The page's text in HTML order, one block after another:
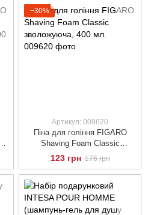
−30%
Артикул: 009620
Піна для гоління FIGARO
Shaving Foam Classic
зволожуюча, 400 мл.
123 грн 176 грн